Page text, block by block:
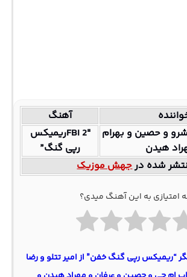
آهنگ
و حصین و بهرام
هیدن
FBI 2″ریمیکس
رپی گنگ”
شده درجهش موزیک
امتیازی به این آهنگ میدی؟
“ریمیکس رپی گنگ خفن” از امیر تتلو و رضا